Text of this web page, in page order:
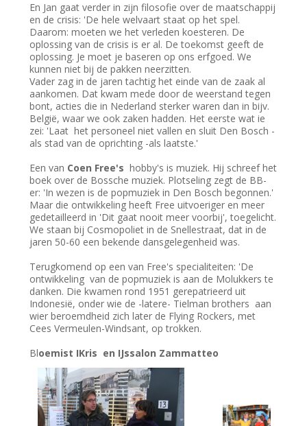
En Jan gaat verder in zijn filosofie over de maatschappij
en de crisis: 'De hele welvaart staat op het spel.
Daarom: moeten we het verleden koesteren. De
oplossing van de crisis is er al. De toekomst geeft de
oplossing. Je moet je baseren op ons erfgoed. We
kunnen niet bij de pakken neerzitten.
Vader zag in de jaren tachtig het einde van de zaak al
aankomen. Dat kwam mede door de weerstand tegen
bont, acties die in Nederland sterker waren dan in bijv.
België, waar we ook zaken hadden. Het eerste wat ie
zei: 'Laat het personeel niet vallen en sluit Den Bosch -
als stad van de oprichting -als laatste.'
Een van Coen Free's hobby's is muziek. Hij schreef het
boek over de Bossche muziek. Plotseling zegt de BB-
er: 'In wezen is de popmuziek in Den Bosch begonnen.'
Maar die ontwikkeling heeft Free uitvoeriger en meer
gedetailleerd in 'Dit gaat nooit meer voorbij', toegelicht.
We staan bij Cosmopoliet in de Snellestraat, dat in de
jaren 50-60 een bekende dansgelegenheid was.
Terugkomend op een van Free's specialiteiten: 'De
ontwikkeling van de popmuziek is aan de Molukkers te
danken. Die kwamen rond 1951 gerepatrieerd uit
Indonesië, onder wie de -latere- Tielman brothers aan
wier beroemdheid zich later de Flying Rockers, met
Cees Vermeulen-Windsant, op trokken.
Bloemist IKris en IJssalon Zammatteo